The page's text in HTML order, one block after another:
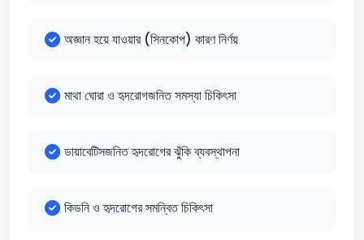
অজ্ঞান হয়ে যাওয়ার (সিনকোপ) কারণ নির্ণয়
মাথা ঘোরা ও হৃদরোগজনিত সমস্যা চিকিৎসা
ডায়াবেটিসজনিত হৃদরোগের ঝুঁকি ব্যবস্থাপনা
কিডনি ও হৃদরোগের সমন্বিত চিকিৎসা